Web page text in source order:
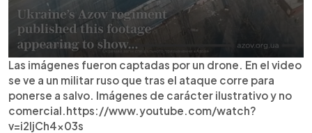
Las imágenes fueron captadas por un drone. En el video
se ve a un militar ruso que tras el ataque corre para
ponerse a salvo. Imágenes de carácter ilustrativo y no
comercial.https://www.youtube.com/watch?
v=i2IjCh4x03s